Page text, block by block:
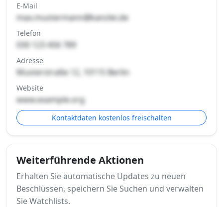
E-Mail
max.mustermann@kanzlei.de
Telefon
030 123 456 789
Adresse
Musterstraße 12, 10115 Berlin
Website
www.example.org
Kontaktdaten kostenlos freischalten
Weiterführende Aktionen
Erhalten Sie automatische Updates zu neuen
Beschlüssen, speichern Sie Suchen und verwalten
Sie Watchlists.